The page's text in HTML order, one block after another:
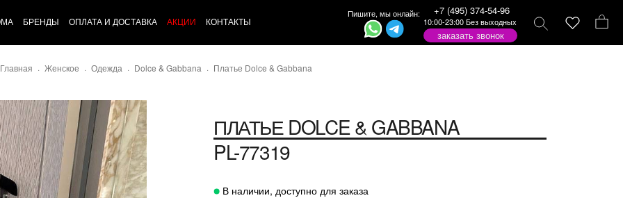
БРЕНДЫ ОПЛАТА И ДОСТАВКА АКЦИИ КОНТАКТЫ
Пишите, мы онлайн: +7 (495) 374-54-96
10:00-23:00 Без выходных
заказать звонок
Главная Женское Одежда Dolce & Gabbana Платье Dolce & Gabbana
ПЛАТЬЕ DOLCE & GABBANA
PL-77319
В наличии, доступно для заказа